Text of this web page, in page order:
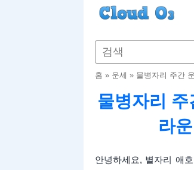
홈 » 운세 » 물병자리 주간
물병자리
라
안녕하세요, 별자리 애